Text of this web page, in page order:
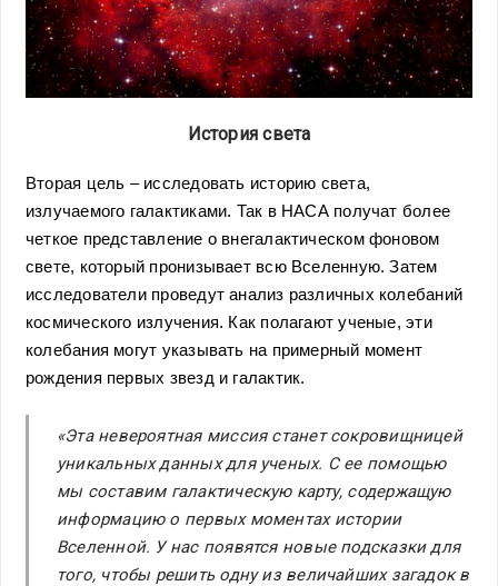
История света
Вторая цель – исследовать историю света,
излучаемого галактиками. Так в НАСА получат более
четкое представление о внегалактическом фоновом
свете, который пронизывает всю Вселенную. Затем
исследователи проведут анализ различных колебаний
космического излучения. Как полагают ученые, эти
колебания могут указывать на примерный момент
рождения первых звезд и галактик.
«Эта невероятная миссия станет сокровищницей
уникальных данных для ученых. С ее помощью
мы составим галактическую карту, содержащую
информацию о первых моментах истории
Вселенной. У нас появятся новые подсказки для
того, чтобы решить одну из величайших загадок в